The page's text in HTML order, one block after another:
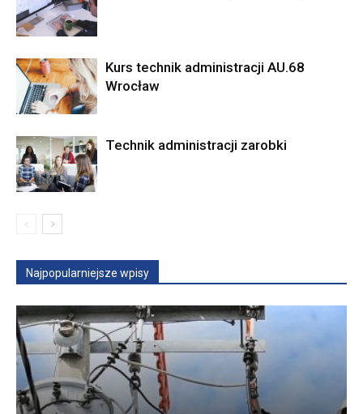
Kurs technik administracji AU.68
Wrocław
Technik administracji zarobki
Najpopularniejsze wpisy